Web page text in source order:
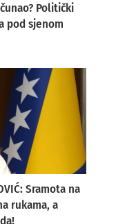
Politički
pod sjenom
Sramota na
rukama, a